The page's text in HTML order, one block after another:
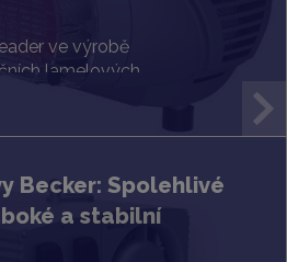
ve výrobě
lamelových
Becker: Spolehlivé
a stabilní